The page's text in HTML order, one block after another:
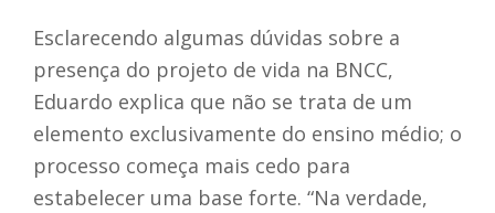
Esclarecendo algumas dúvidas sobre a
presença do projeto de vida na BNCC,
Eduardo explica que não se trata de um
elemento exclusivamente do ensino médio; o
processo começa mais cedo para
estabelecer uma base forte. “Na verdade,